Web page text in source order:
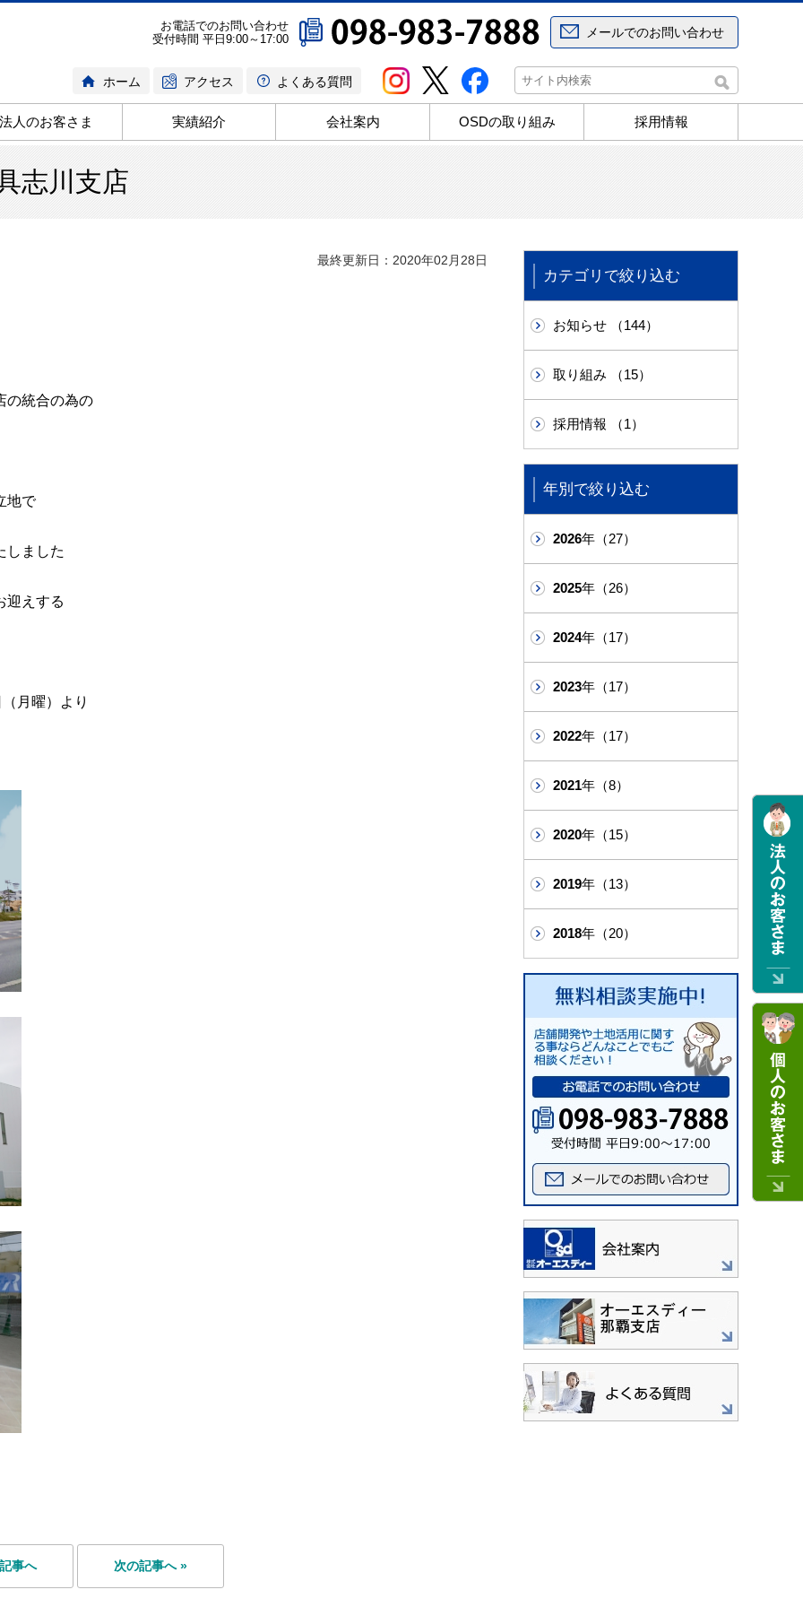
お電話でのお問い合わせ
受付時間 平日9:00～17:00
メールでのお問い合わせ
ホーム アクセス よくある質問
人のお客さま 実績紹介 会社案内 OSDの取り組み 採用情報
志川支店
最終更新日：2020年02月28日
の統合の為の
地で
しました
迎えする
月曜）より
事へ 次の記事へ »
カテゴリで絞り込む
お知らせ （144）
取り組み （15）
採用情報 （1）
年別で絞り込む
2026年（27）
2025年（26）
2024年（17）
2023年（17）
2022年（17）
2021年（8）
2020年（15）
2019年（13）
2018年（20）